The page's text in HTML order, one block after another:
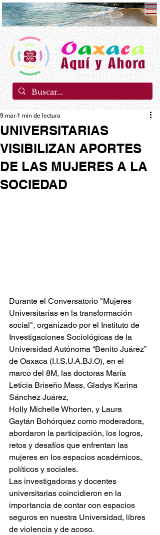
UNIVERSITARIAS
VISIBILIZAN APORTES
DE LAS MUJERES A LA
SOCIEDAD
9 mar 1 min de lectura
Durante el Conversatorio "Mujeres
Universitarias en la transformación
social", organizado por el Instituto de
Investigaciones Sociológicas de la
Universidad Autónoma “Benito Juárez”
de Oaxaca (I.I.S.U.A.BJ.O), en el
marco del 8M, las doctoras María
Leticia Briseño Mass, Gladys Karina
Sánchez Juárez,
Holly Michelle Whorten, y Laura
Gaytán Bohórquez como moderadora,
abordaron la participación, los logros,
retos y desafíos que enfrentan las
mujeres en los espacios académicos,
políticos y sociales.
Las investigadoras y docentes
universitarias coincidieron en la
importancia de contar con espacios
seguros en nuestra Universidad, libres
de violencia y de acoso.